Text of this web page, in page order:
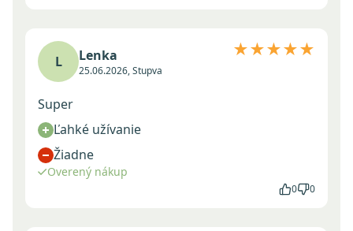
L Lenka
25.06.2026, Stupva
★★★★★
Super
Ľahké užívanie
Žiadne
Overený nákup
0 0